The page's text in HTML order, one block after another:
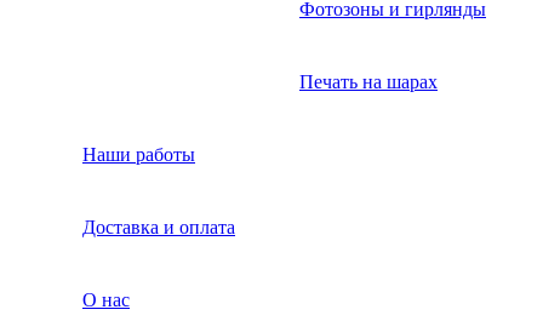
Фотозоны и гирлянды
Печать на шарах
Наши работы
Доставка и оплата
О нас